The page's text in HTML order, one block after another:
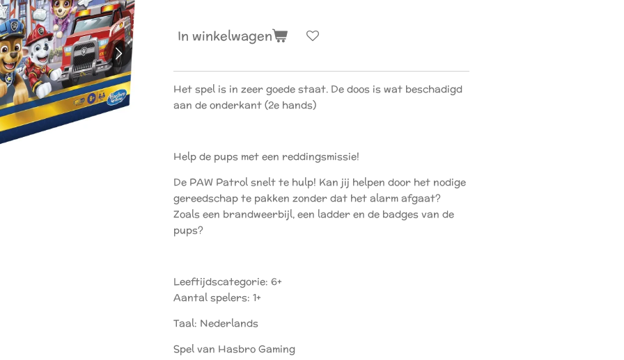
In winkelwagen
Het spel is in zeer goede staat. De doos is wat beschadigd
aan de onderkant (2e hands)
Help de pups met een reddingsmissie!
De PAW Patrol snelt te hulp! Kan jij helpen door het nodige
gereedschap te pakken zonder dat het alarm afgaat?
Zoals een brandweerbijl, een ladder en de badges van de
pups?
Leeftijdscategorie: 6+
Aantal spelers: 1+
Taal: Nederlands
Spel van Hasbro Gaming